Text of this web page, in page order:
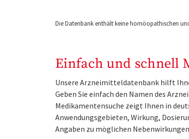
Die Datenbank enthält keine homöopathischen
Einfach und schnell
Unsere Arzneimitteldatenbank hilft
Geben Sie einfach den Namen des
Medikamentensuche zeigt Ihnen in
Anwendungsgebieten, Wirkung,
Angaben zu möglichen